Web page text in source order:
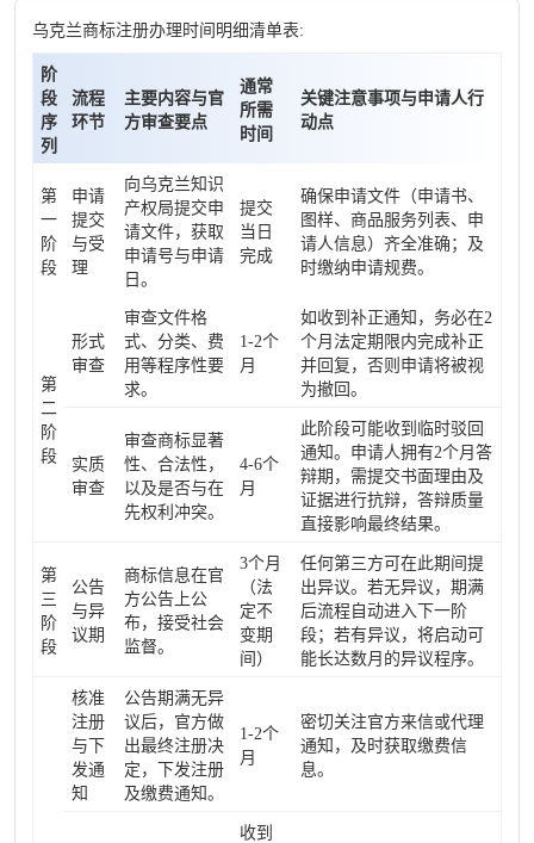
乌克兰商标注册办理时间明细清单表:
阶
段
序
列
流程
环节
主要内容与官
方审查要点
通常
所需
时间
关键注意事项与申请人行
动点
第
一
阶
段
申请
提交
与受
理
向乌克兰知识
产权局提交申
请文件，获取
申请号与申请
日。
提交
当日
完成
确保申请文件（申请书、
图样、商品服务列表、申
请人信息）齐全准确；及
时缴纳申请规费。
第
二
阶
段
形式
审查
审查文件格
式、分类、费
用等程序性要
求。
1-2个
月
如收到补正通知，务必在2
个月法定期限内完成补正
并回复，否则申请将被视
为撤回。
实质
审查
审查商标显著
性、合法性，
以及是否与在
先权利冲突。
4-6个
月
此阶段可能收到临时驳回
通知。申请人拥有2个月答
辩期，需提交书面理由及
证据进行抗辩，答辩质量
直接影响最终结果。
第
三
阶
段
公告
与异
议期
商标信息在官
方公告上公
布，接受社会
监督。
3个月
（法
定不
变期
间）
任何第三方可在此期间提
出异议。若无异议，期满
后流程自动进入下一阶
段；若有异议，将启动可
能长达数月的异议程序。
核准
注册
与下
发通
知
公告期满无异
议后，官方做
出最终注册决
定，下发注册
及缴费通知。
1-2个
月
密切关注官方来信或代理
通知，及时获取缴费信
息。
收到